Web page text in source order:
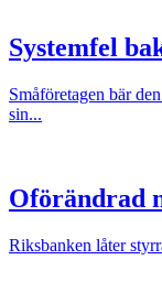
Systemfel
Småföretagen bär
sin...
Oförändrad
Riksbanken låter